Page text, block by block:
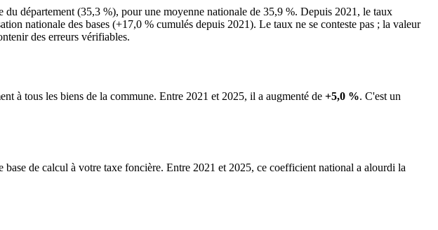
département (35,3 %), pour une moyenne nationale de 35,9 %. Depuis 2021, le taux
nationale des bases (+17,0 % cumulés depuis 2021). Le taux ne se conteste pas ; la valeur
des erreurs vérifiables.
à tous les biens de la commune. Entre 2021 et 2025, il a augmenté de +5,0 %. C'est un
de calcul à votre taxe foncière. Entre 2021 et 2025, ce coefficient national a alourdi la